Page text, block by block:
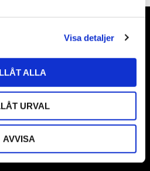
Visa detaljer
ALLA
URVAL
AVVISA
i enlighet med vårintegritetspolicy.